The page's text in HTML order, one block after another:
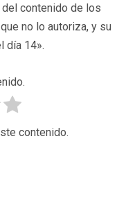
contenido de los
no lo autoriza, y su
día 14».
contenido.